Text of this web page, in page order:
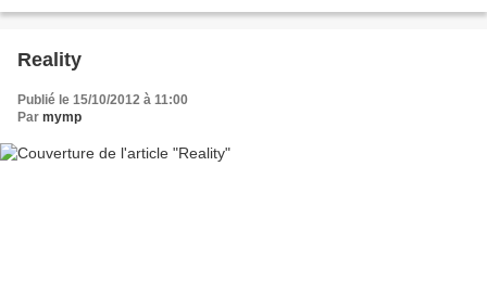
Reality
Publié le 15/10/2012 à 11:00
Par mymp